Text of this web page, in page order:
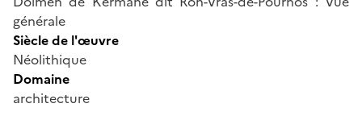
générale
Siècle de l'œuvre
Néolithique
Domaine
architecture